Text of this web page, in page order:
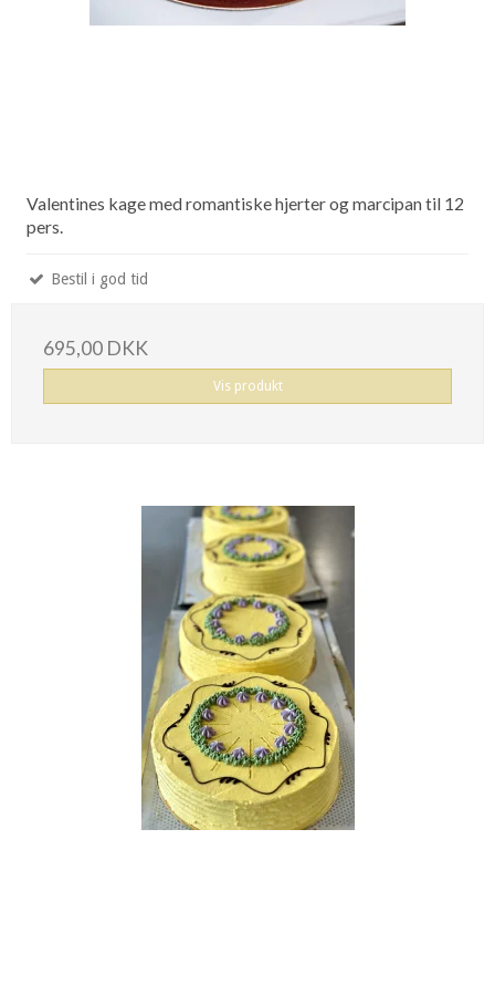
Valentines kage med romantiske hjerter og marcipan til 12
pers.
Bestil i god tid
695,00 DKK
Vis produkt